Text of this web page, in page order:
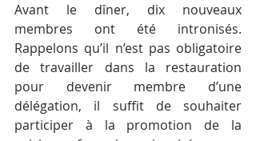
Avant le dîner, dix nouveaux
membres ont été intronisés.
Rappelons qu’il n’est pas obligatoire
de travailler dans la restauration
pour devenir membre d’une
délégation, il suffit de souhaiter
participer à la promotion de la